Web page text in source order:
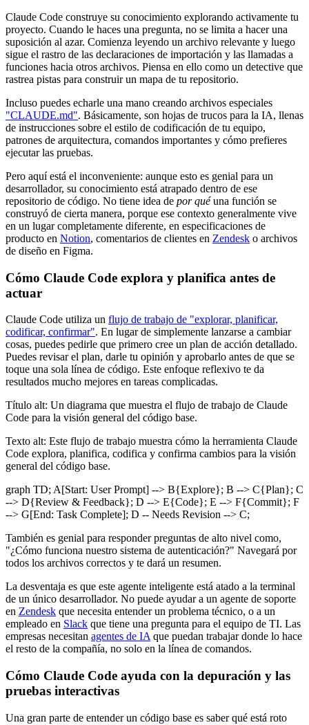
Claude Code construye su conocimiento explorando activamente tu
proyecto. Cuando le haces una pregunta, no se limita a hacer una
suposición al azar. Comienza leyendo un archivo relevante y luego
sigue el rastro de las declaraciones de importación y las llamadas a
funciones hacia otros archivos. Piensa en ello como un detective que
rastrea pistas para construir un mapa de tu repositorio.
Incluso puedes echarle una mano creando archivos especiales
"CLAUDE.md". Básicamente, son hojas de trucos para la IA, llenas
de instrucciones sobre el estilo de codificación de tu equipo,
patrones de arquitectura, comandos importantes y cómo prefieres
ejecutar las pruebas.
Pero aquí está el inconveniente: aunque esto es genial para un
desarrollador, su conocimiento está atrapado dentro de ese
repositorio de código. No tiene idea de por quéuna función se
construyó de cierta manera, porque ese contexto generalmente vive
en un lugar completamente diferente, en especificaciones de
producto en Notion, comentarios de clientes en Zendesk o archivos
de diseño en Figma.
Cómo Claude Code explora y planifica antes de
actuar
Claude Code utiliza un flujo de trabajo de "explorar, planificar,
codificar, confirmar". En lugar de simplemente lanzarse a cambiar
cosas, puedes pedirle que primero cree un plan de acción detallado.
Puedes revisar el plan, darle tu opinión y aprobarlo antes de que se
toque una sola línea de código. Este enfoque reflexivo te da
resultados mucho mejores en tareas complicadas.
Título alt: Un diagrama que muestra el flujo de trabajo de Claude
Code para la visión general del código base.
Texto alt: Este flujo de trabajo muestra cómo la herramienta Claude
Code explora, planifica, codifica y confirma cambios para la visión
general del código base.
graph TD; A[Start: User Prompt] --> B{Explore}; B --> C{Plan}; C
--> D{Review & Feedback}; D --> E{Code}; E --> F{Commit}; F
--> G[End: Task Complete]; D -- Needs Revision --> C;
También es genial para responder preguntas de alto nivel como,
"¿Cómo funciona nuestro sistema de autenticación?" Navegará por
todos los archivos correctos y te dará un resumen.
La desventaja es que este agente inteligente está atado a la terminal
de un único desarrollador. No puede ayudar a un agente de soporte
en Zendesk que necesita entender un problema técnico, o a un
empleado en Slack que tiene una pregunta para el equipo de TI. Las
empresas necesitan agentes de IA que puedan trabajar donde lo hace
el resto de la compañía, no solo en la línea de comandos.
Cómo Claude Code ayuda con la depuración y las
pruebas interactivas
Una gran parte de entender un código base es saber qué está roto